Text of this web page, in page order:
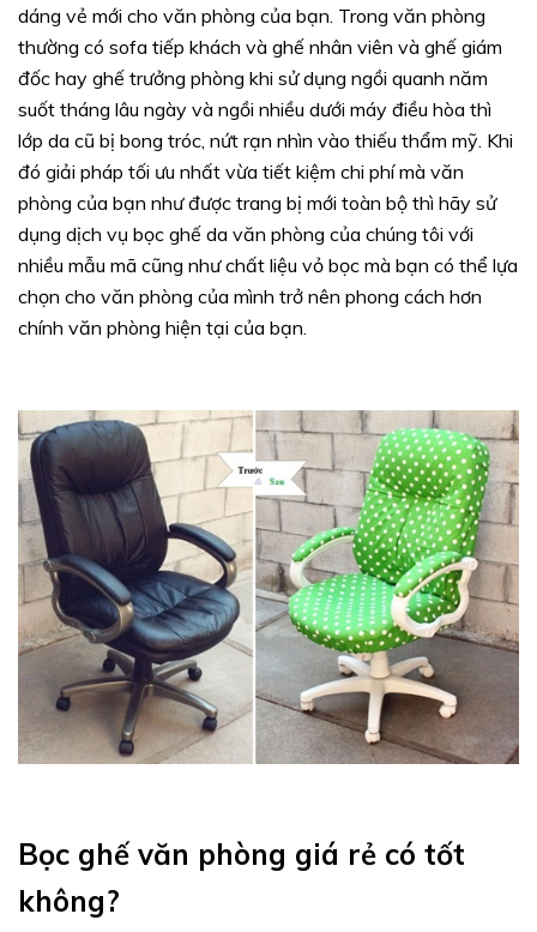
dáng vẻ mới cho văn phòng của bạn. Trong văn phòng
thường có sofa tiếp khách và ghế nhân viên và ghế giám
đốc hay ghế trưởng phòng khi sử dụng ngồi quanh năm
suốt tháng lâu ngày và ngồi nhiều dưới máy điều hòa thì
lớp da cũ bị bong tróc, nứt rạn nhìn vào thiếu thẩm mỹ. Khi
đó giải pháp tối ưu nhất vừa tiết kiệm chi phí mà văn
phòng của bạn như được trang bị mới toàn bộ thì hãy sử
dụng dịch vụ bọc ghế da văn phòng của chúng tôi với
nhiều mẫu mã cũng như chất liệu vỏ bọc mà bạn có thể lựa
chọn cho văn phòng của mình trở nên phong cách hơn
chính văn phòng hiện tại của bạn.
Bọc ghế văn phòng giá rẻ có tốt
không?